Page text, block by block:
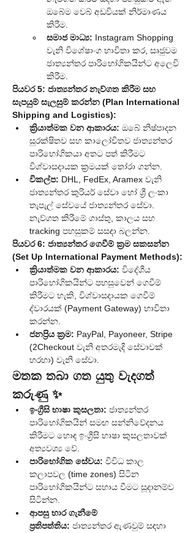
ඔබේම වෙබ් අඩවියක් නිර්මාණය
කිරීම.
සමාජ මාධ්‍ය: Instagram Shopping
වැනි විශේෂාංග භාවිතා කර, සෘජුවම
ජාත්‍යන්තර පාරිභෝගිකයින්ට අලෙවි
කිරීම.
පියවර 5: ජාත්‍යන්තර නැව්ගත කිරීම සහ
සැපයුම් සැලසුම් කරන්න (Plan International
Shipping and Logistics):
ක්‍රියාත්මක වන ආකාරය: ඔබේ නිෂ්පාදන
සුරක්ෂිතව සහ කාලෝචිතව ජාත්‍යන්තර
පාරිභෝගිකයා අතට පත් කිරීමට
විශ්වාසදායක ක්‍රමයක් තෝරා ගන්න.
විකල්ප: DHL, FedEx, Aramex වැනි
ජාත්‍යන්තර කුරියර් සේවා හෝ ශ්‍රී ලංකා
තැපැල් සේවයේ ජාත්‍යන්තර සේවා.
නැව්ගත කිරීමේ ගාස්තු, කාලය සහ
tracking පහසුකම් සසඳා බලන්න.
පියවර 6: ජාත්‍යන්තර ගෙවීම් ක්‍රම සකසන්න
(Set Up International Payment Methods):
ක්‍රියාත්මක වන ආකාරය: විදේශීය
පාරිභෝගිකයින්ට පහසුවෙන් ගෙවීම්
කිරීමට හැකි, විශ්වාසදායක ගෙවීම්
ද්වාරයක් (Payment Gateway) භාවිතා
කරන්න.
ජනප්‍රිය ක්‍රම: PayPal, Payoneer, Stripe
(2Checkout වැනි අතරමැදි සේවාවක්
හරහා) වැනි සේවා.
මතක තබා ගත යුතු වැදගත්
කරුණු ✨
ඉංග්‍රීසි භාෂා කුසලතා: ජාත්‍යන්තර
පාරිභෝගිකයින් සමඟ සන්නිවේදනය
කිරීමට හොඳ ඉංග්‍රීසි භාෂා කුසලතාවක්
අත්‍යවශ්‍ය වේ.
පාරිභෝගික සේවය: විවිධ කාල
කලාපවල (time zones) සිටින
පාරිභෝගිකයින්ට සහාය වීමට සූදානම්ව
සිටින්න.
ආපසු භාර ගැනීමේ
ප්‍රතිපත්තිය: ජාත්‍යන්තර ඇණවුම් සඳහා